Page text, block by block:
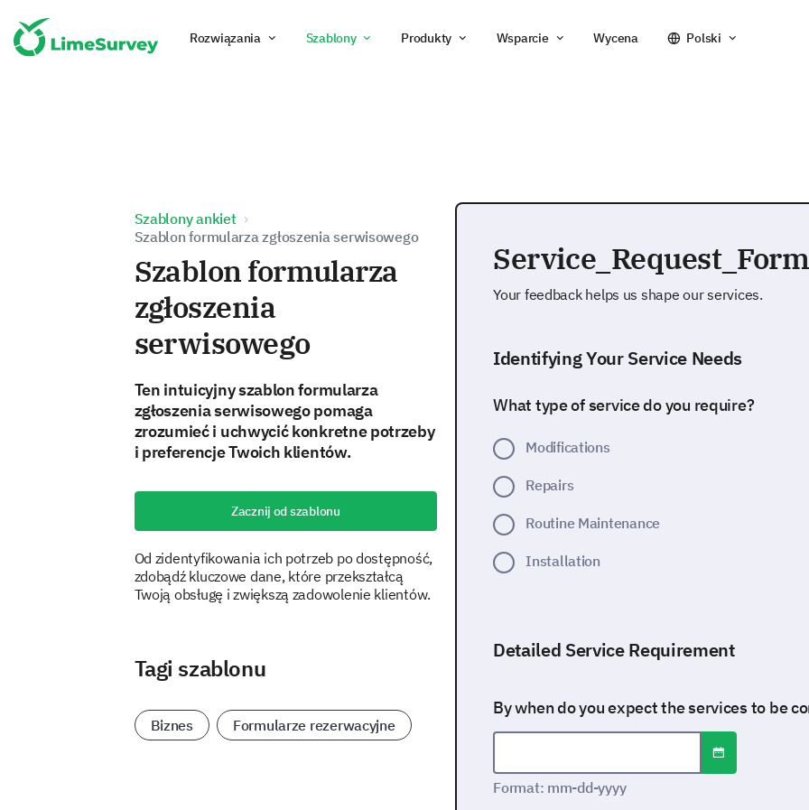
Rozwiązania Szablony Produkty Wsparcie Wycena Polski
Szablony ankiet
Szablon formularza zgłoszenia serwisowego
Szablon formularza
zgłoszenia
serwisowego
Ten intuicyjny szablon formularza
zgłoszenia serwisowego pomaga
zrozumieć i uchwycić konkretne potrzeby
i preferencje Twoich klientów.
Zacznij od szablonu
Od zidentyfikowania ich potrzeb po dostępność,
zdobądź kluczowe dane, które przekształcą
Twoją obsługę i zwiększą zadowolenie klientów.
Tagi szablonu
Biznes Formularze rezerwacyjne
Your feedback helps us shape our services.
Identifying Your Service Needs
What type of service do you require?
Modifications
Repairs
Routine Maintenance
Installation
Detailed Service Requirement
By when do you expect the services to be
Date format: mm-dd-yyyy
Open date/time
Format: mm-dd-yyyy